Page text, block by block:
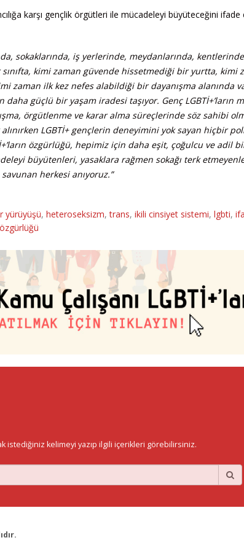
karşı gençlik örgütleri ile mücadeleyi büyüteceğini
sokaklarında, iş yerlerinde, meydanlarında,
kimi zaman güvende hissetmediği bir yurtta, kimi
zaman ilk kez nefes alabildiği bir dayanışma alanında
güçlü bir yaşam iradesi taşıyor. Genç LGBTİ+’ların
örgütlenme ve karar alma süreçlerinde söz sahibi
LGBTİ+ gençlerin deneyimini yok sayan hiçbir
özgürlüğü, hepimiz için daha eşit, çoğulcu ve adil
büyütenleri, yasaklara rağmen sokağı terk
herkesi anıyoruz.”
yürüyüşü, heteroseksizm,trans, ikili cinsiyet sistemi, lgbti,
istediğiniz kelimeyi yazıp ilgili içerikleri görebilirsiniz.